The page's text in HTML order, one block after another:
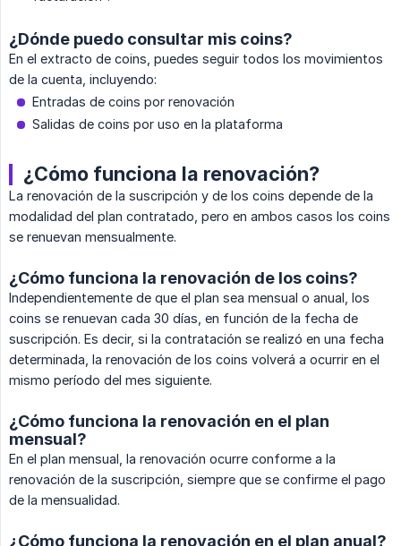
¿Dónde puedo consultar mis coins?
En el extracto de coins, puedes seguir todos los movimientos
de la cuenta, incluyendo:
Entradas de coins por renovación
Salidas de coins por uso en la plataforma
¿Cómo funciona la renovación?
La renovación de la suscripción y de los coins depende de la
modalidad del plan contratado, pero en ambos casos los coins
se renuevan mensualmente.
¿Cómo funciona la renovación de los coins?
Independientemente de que el plan sea mensual o anual, los
coins se renuevan cada 30 días, en función de la fecha de
suscripción. Es decir, si la contratación se realizó en una fecha
determinada, la renovación de los coins volverá a ocurrir en el
mismo período del mes siguiente.
¿Cómo funciona la renovación en el plan
mensual?
En el plan mensual, la renovación ocurre conforme a la
renovación de la suscripción, siempre que se confirme el pago
de la mensualidad.
¿Cómo funciona la renovación en el plan anual?